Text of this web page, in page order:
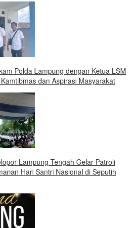
Polda Lampung dengan Ketua LSM
dan Aspirasi Masyarakat
Lampung Tengah Gelar Patroli
Hari Santri Nasional di Seputih